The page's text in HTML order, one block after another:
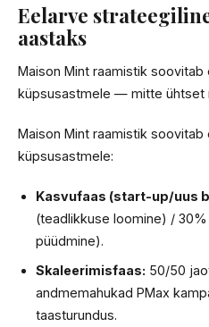
Eelarve
aastaks
Maison Mint raamistik
küpsusastmele — mitte ühtset
Maison Mint raamistik
küpsusastmele:
Kasvufaas (start-up/uus
(teadlikkuse loomine) /
püüdmine).
Skaleerimisfaas: 50/50
andmemahukad PMax
taasturundus.